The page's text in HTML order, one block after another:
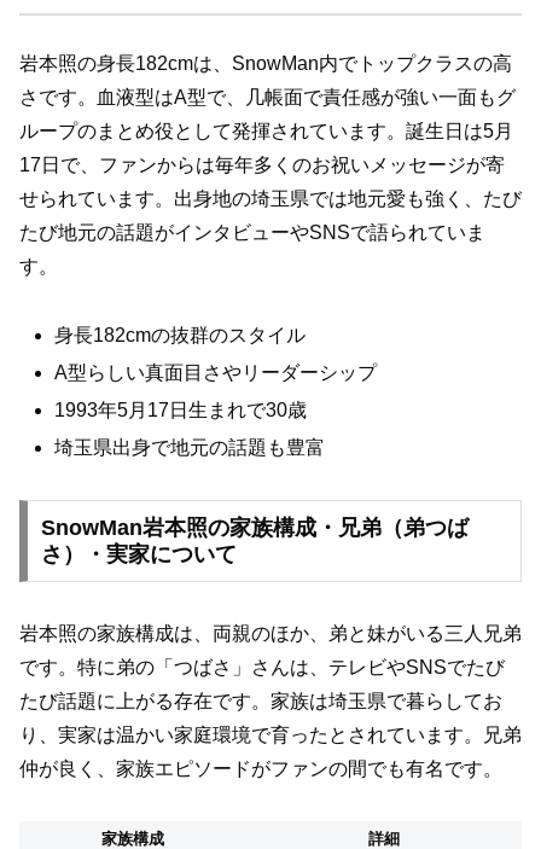
岩本照の身長182cmは、SnowMan内でトップクラスの高
さです。血液型はA型で、几帳面で責任感が強い一面もグ
ループのまとめ役として発揮されています。誕生日は5月
17日で、ファンからは毎年多くのお祝いメッセージが寄
せられています。出身地の埼玉県では地元愛も強く、たび
たび地元の話題がインタビューやSNSで語られていま
す。
身長182cmの抜群のスタイル
A型らしい真面目さやリーダーシップ
1993年5月17日生まれで30歳
埼玉県出身で地元の話題も豊富
SnowMan岩本照の家族構成・兄弟（弟つば
さ）・実家について
岩本照の家族構成は、両親のほか、弟と妹がいる三人兄弟
です。特に弟の「つばさ」さんは、テレビやSNSでたび
たび話題に上がる存在です。家族は埼玉県で暮らしてお
り、実家は温かい家庭環境で育ったとされています。兄弟
仲が良く、家族エピソードがファンの間でも有名です。
家族構成
詳細